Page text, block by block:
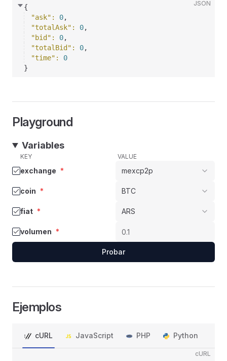
JSON
{
"ask" : 0,
"totalAsk" : 0,
"bid" : 0,
"totalBid" : 0,
"time" : 0
}
Playground
Variables
KEY VALUE
exchange * mexcp2p
coin * BTC
fiat * ARS
volumen *
Probar
Ejemplos
cURL JavaScript PHP Python
cURL